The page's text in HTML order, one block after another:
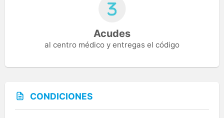
Acudes
al centro médico y entregas el código
CONDICIONES